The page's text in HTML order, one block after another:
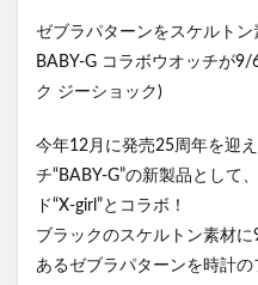
ゼブラパターンをスケルト
BABY-G コラボウオッチが
ク ジーショック)
今年12月に発売25周年を迎
チ“BABY-G”の新製品として
ド“X-girl”とコラボ！
ブラックのスケルトン素材
あるゼブラパターンを時計